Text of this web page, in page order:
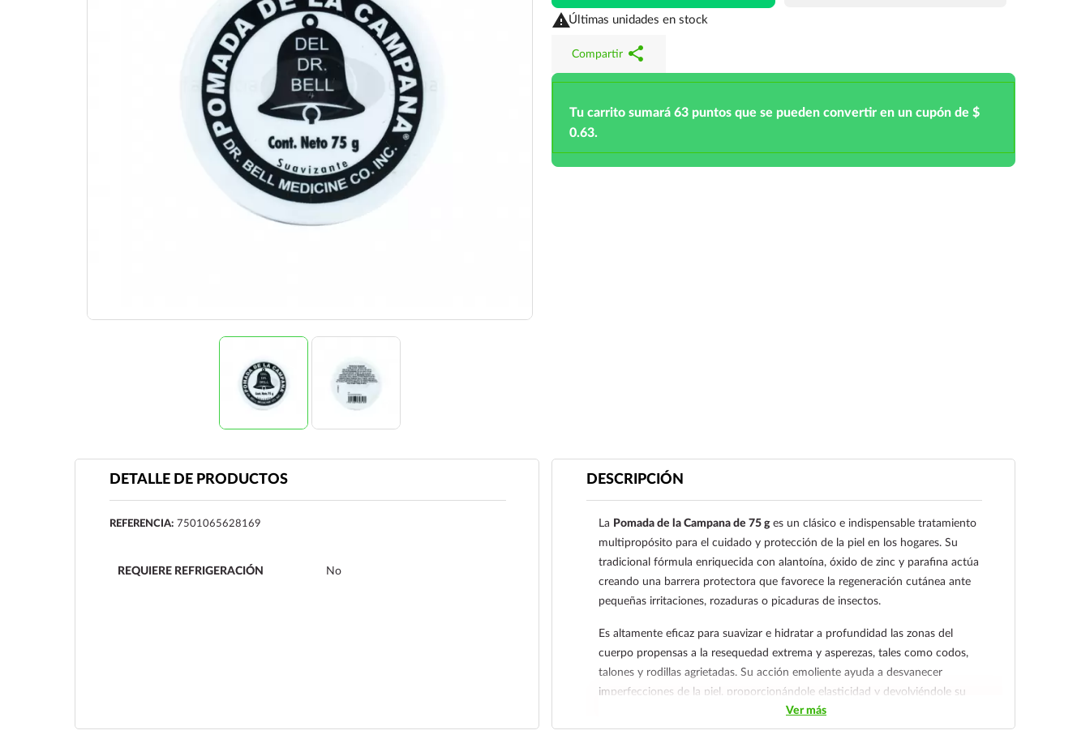
Últimas unidades en stock
Compartir share
Tu carrito sumará 63 puntos que se pueden convertir en un cupón de $
0.63.
DETALLE DE PRODUCTOS
REFERENCIA: 7501065628169
REQUIERE REFRIGERACIÓN No
DESCRIPCIÓN
La Pomada de la Campana de 75 ges un clásico e indispensable tratamiento
multipropósito para el cuidado y protección de la piel en los hogares. Su
tradicional fórmula enriquecida con alantoína, óxido de zinc y parafina actúa
creando una barrera protectora que favorece la regeneración cutánea ante
pequeñas irritaciones, rozaduras o picaduras de insectos.
Es altamente eficaz para suavizar e hidratar a profundidad las zonas del
cuerpo propensas a la resequedad extrema y asperezas, tales como codos,
talones y rodillas agrietadas. Su acción emoliente ayuda a desvanecer
imperfecciones de la piel, proporcionándole elasticidad y devolviéndole su
textura suave y saludable progresivamente.
Ver más